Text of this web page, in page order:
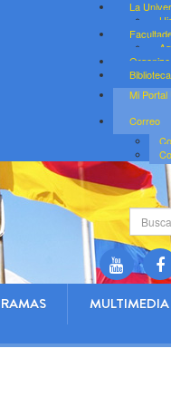
La
Mi Portal
Correo
MULTIMEDIA